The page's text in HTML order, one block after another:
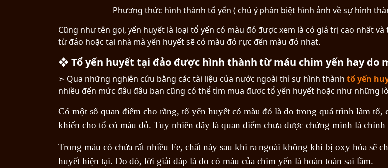
Phương thức hình thành tổ yến ( chú ý phân biệt hình ảnh về sự hình
Cũng như tên gọi, yến huyết là loại tổ yến có màu đỏ được xem là có giá trị cao nhất
từ đảo hoặc tại nhà mà yến huyết sẽ có màu đỏ rực đến màu đỏ nhạt.
❖ Tổ yến huyết tại đảo được hình thành từ máu chim yến hay do
➣ Qua những nghiên cứu bằng các tài liệu của nước ngoài thì sự hình thành tổ yến
nhiều đến mức đâu đâu bạn cũng có thể tìm mua được tổ yến huyết hoặc như những
Có một số quan điểm cho rằng, tổ yến huyết có màu đỏ là do trong quá trình làm
khiến cho tổ có màu đỏ. Tuy nhiên đây là quan điểm chưa được chứng mình là chính
Trong máu có chứa rất nhiều Fe, chất này sau khi ra ngoài không khí bị oxy hóa sẽ
huyết hiện tại. Do đó, lời giải đáp là do có máu của chim yến là hoàn toàn sai lầm.